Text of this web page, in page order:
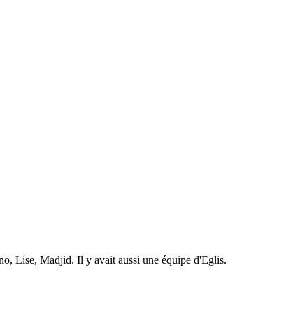
Lise, Madjid. Il y avait aussi une équipe d'Eglis.